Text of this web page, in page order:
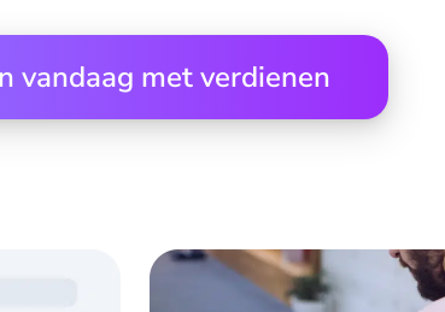
vandaag met verdienen